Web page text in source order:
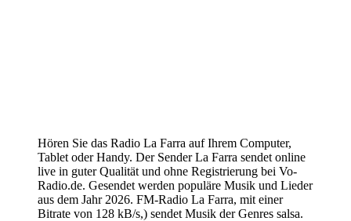
Hören Sie das Radio La Farra auf Ihrem Computer,
Tablet oder Handy. Der Sender La Farra sendet online
live in guter Qualität und ohne Registrierung bei Vo-
Radio.de. Gesendet werden populäre Musik und Lieder
aus dem Jahr 2026. FM-Radio La Farra, mit einer
Bitrate von 128 kB/s,) sendet Musik der Genres salsa.